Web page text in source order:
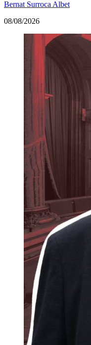
Bernat Surroca Albet
08/08/2026